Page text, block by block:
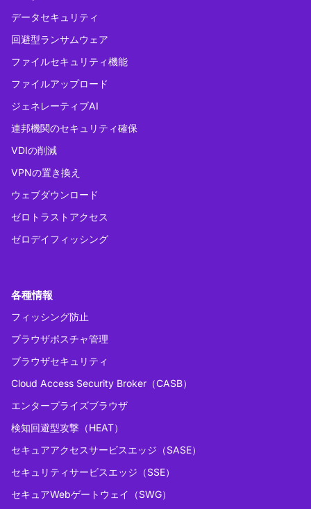
データセキュリティ
回避型ランサムウェア
ファイルセキュリティ機能
ファイルアップロード
ジェネレーティブAI
連邦機関のセキュリティ確保
VDIの削減
VPNの置き換え
ウェブダウンロード
ゼロトラストアクセス
ゼロデイフィッシング
各種情報
フィッシング防止
ブラウザポスチャ管理
ブラウザセキュリティ
Cloud Access Security Broker（CASB）
エンタープライズブラウザ
検知回避型攻撃（HEAT）
セキュアアクセスサービスエッジ（SASE）
セキュリティサービスエッジ（SSE）
セキュアWebゲートウェイ（SWG）